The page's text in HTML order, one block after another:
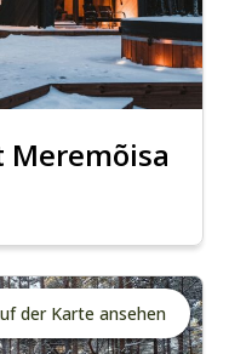
Meremõisa
der Karte ansehen